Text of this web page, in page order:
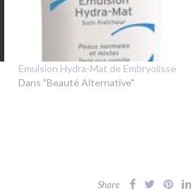
Emulsion Hydra-Mat de Embryolisse
Dans "Beauté Alternative"
Share